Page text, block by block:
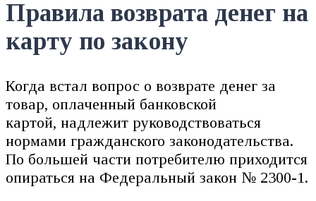
Правила возврата денег на
карту по закону
Когда встал вопрос о возврате денег за
товар, оплаченный банковской
картой, надлежит руководствоваться
нормами гражданского законодательства.
По большей части потребителю приходится
опираться на Федеральный закон № 2300-1.